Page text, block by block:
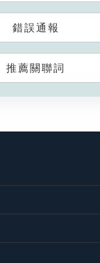
錯誤通報
推薦關聯詞